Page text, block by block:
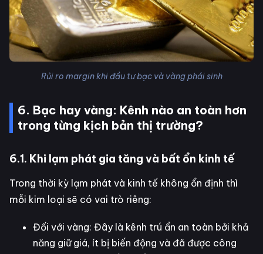
Rủi ro margin khi đầu tư bạc và vàng phái sinh
6. Bạc hay vàng: Kênh nào an toàn hơn
trong từng kịch bản thị trường?
6.1. Khi lạm phát gia tăng và bất ổn kinh tế
Trong thời kỳ lạm phát và kinh tế không ổn định thì
mỗi kim loại sẽ có vai trò riêng:
Đối với vàng: Đây là kênh trú ẩn an toàn bởi khả
năng giữ giá, ít bị biến động và đã được công